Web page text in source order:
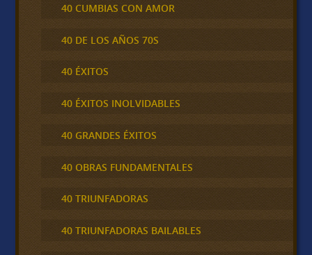
40 CUMBIAS CON AMOR
40 DE LOS AÑOS 70S
40 ÉXITOS
40 ÉXITOS INOLVIDABLES
40 GRANDES ÉXITOS
40 OBRAS FUNDAMENTALES
40 TRIUNFADORAS
40 TRIUNFADORAS BAILABLES